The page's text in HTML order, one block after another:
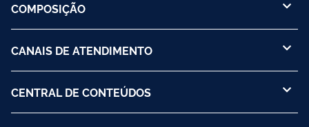
COMPOSIÇÃO
CANAIS DE ATENDIMENTO
CENTRAL DE CONTEÚDOS